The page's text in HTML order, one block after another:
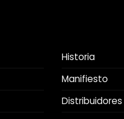
Historia
Manifiesto
Distribuidores